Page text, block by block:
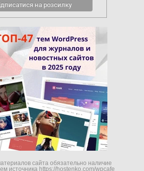
сайта обязательно наличие
источника https://hostenko.com/wpcafe